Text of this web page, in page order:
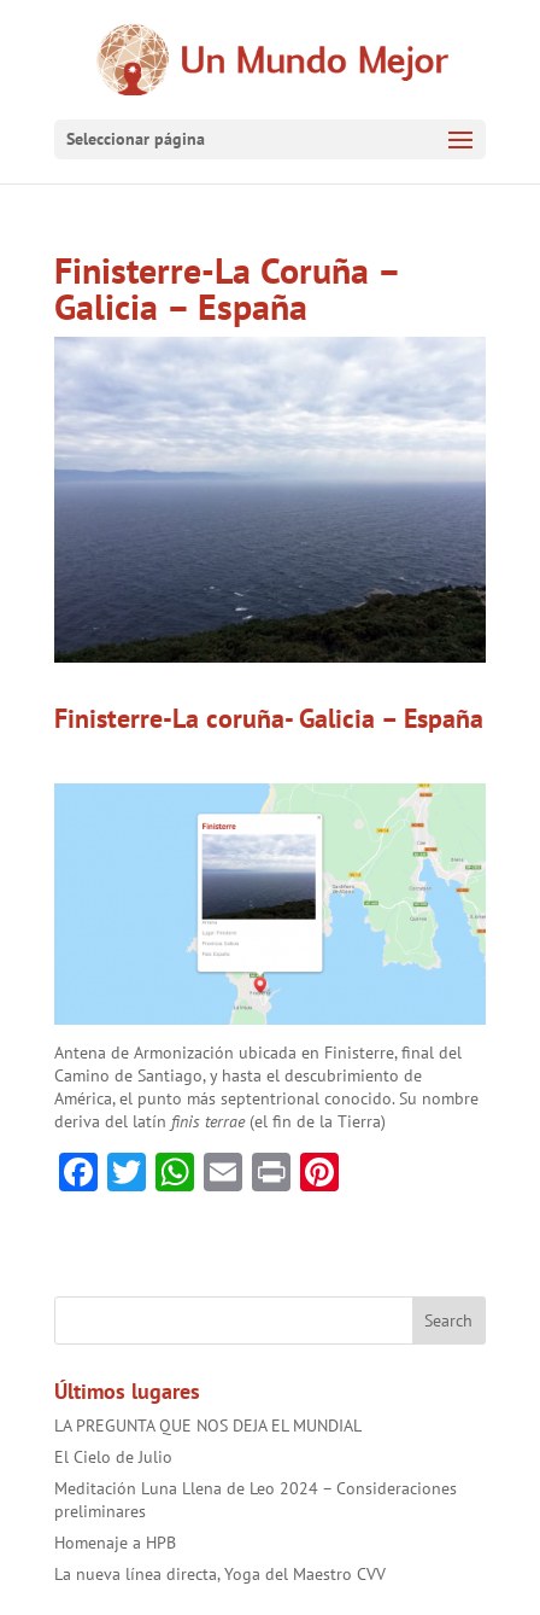
Seleccionar página
Finisterre-La Coruña –
Galicia – España
Finisterre-La coruña- Galicia – España
Antena de Armonización ubicada en Finisterre, final del
Camino de Santiago, y hasta el descubrimiento de
América, el punto más septentrional conocido. Su nombre
deriva del latín finis terrae(el fin de la Tierra)
F
b
T
er
W
sA
E
l
Pr Pi
es
Últimos lugares
LA PREGUNTA QUE NOS DEJA EL MUNDIAL
El Cielo de Julio
Meditación Luna Llena de Leo 2024 – Consideraciones
preliminares
Homenaje a HPB
La nueva línea directa, Yoga del Maestro CVV